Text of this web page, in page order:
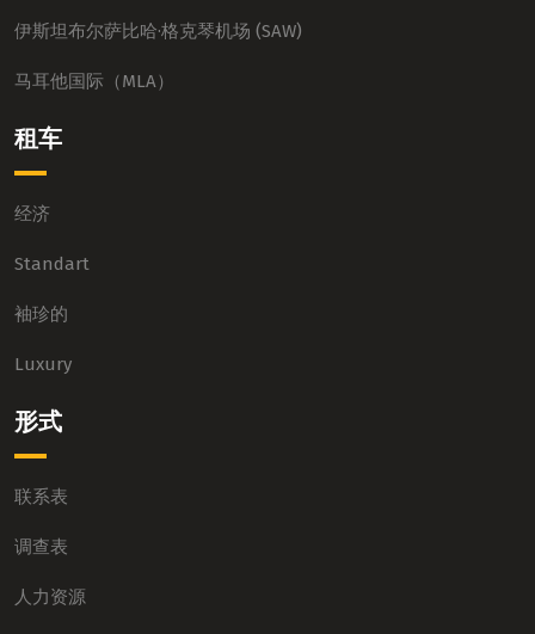
伊斯坦布尔萨比哈·格克琴机场 (SAW)
马耳他国际（MLA）
租车
经济
Standart
袖珍的
Luxury
形式
联系表
调查表
人力资源